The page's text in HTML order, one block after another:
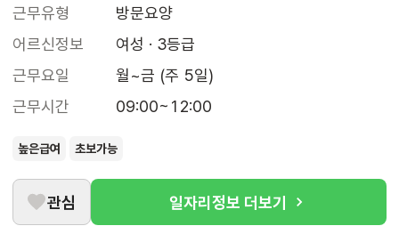
근무유형
방문요양
어르신정보
여성 · 3등급
근무요일
월~금 (주 5일)
근무시간
09:00~12:00
높은급여 초보가능
관심 일자리정보 더보기